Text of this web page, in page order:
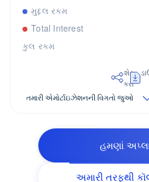
મુદ્દલ રકમ
Total Interest
કુલ રકમ
શેર
કરો
તમારી એમોર્ટાઇઝેશનની વિગતો જુઓ
હમણાં
અમારી તરફથી